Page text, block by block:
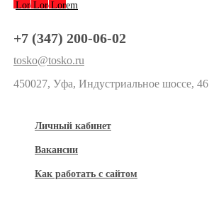
+7 (347) 200-06-02
tosko@tosko.ru
450027, Уфа, Индустриальное шоссе, 46
Личный кабинет
Вакансии
Как работать с сайтом